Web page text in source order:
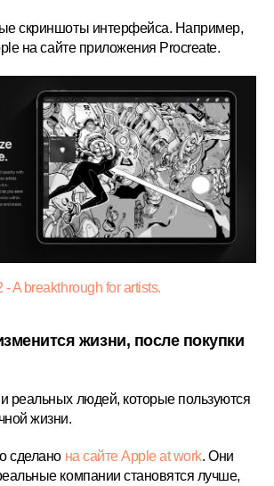
скриншоты интерфейса. Например,
на сайте приложения Procreate.
A breakthrough for artists.
жизни, после покупки
реальных людей, которые пользуются
жизни.
сделано на сайте Apple at work. Они
компании становятся лучше,